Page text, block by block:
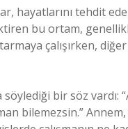
tehdit
bu ortam,
çalışırken,
bir söz vardı:
bilemezsin.”